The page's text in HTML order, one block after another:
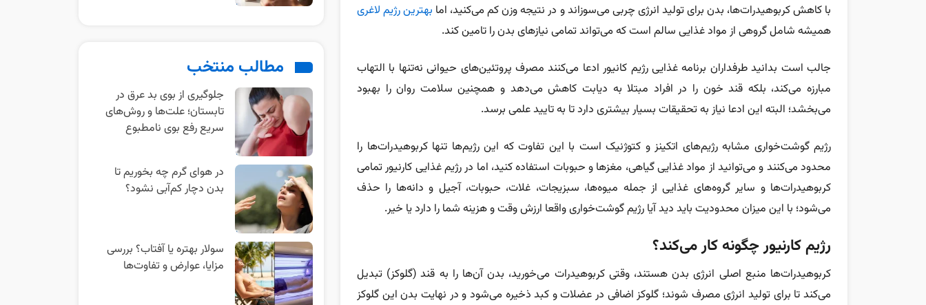
با کاهش کربوهیدرات‌ها، بدن برای تولید انرژی چربی‌ می‌سوزاند و در نتیجه وزن کم می‌کنید، اما بهترین رژیم لاغری
همیشه شامل گروهی از مواد غذایی سالم است که می‌تواند تمامی نیازهای بدن را تامین کند.
جالب است بدانید طرفداران برنامه غذایی رژیم کانیور ادعا می‌کنند مصرف پروتئین‌های حیوانی نه‌تنها با التهاب
مبارزه می‌کند، بلکه قند خون را در افراد مبتلا به دیابت کاهش می‌دهد و همچنین سلامت روان را بهبود
می‌بخشد؛ البته این ادعا نیاز به تحقیقات بسیار بیشتری دارد تا به تایید علمی برسد.
رژیم گوشت‌خواری مشابه رژیم‌های اتکینز و کتوژنیک است با این تفاوت که این رژیم‌ها تنها کربوهیدرات‌ها را
محدود می‌کنند و می‌توانید از مواد غذایی گیاهی، مغزها و حبوبات استفاده کنید، اما در رژیم غذایی کارنیور تمامی
کربوهیدرات‌ها و سایر گروه‌های غذایی از جمله میوه‌ها، سبزیجات، غلات، حبوبات، آجیل و دانه‌ها را حذف
می‌شود؛ با این میزان محدودیت باید دید آیا رژیم گوشت‌خواری واقعا ارزش وقت و هزینه شما را دارد یا خیر.
رژیم کارنیور چگونه کار می‌کند؟
کربوهیدرات‌ها منبع اصلی انرژی بدن هستند، وقتی کربوهیدرات می‌خورید، بدن آن‌ها را به قند (گلوکز) تبدیل
می‌کند تا برای تولید انرژی مصرف شوند؛ گلوکز اضافی در عضلات و کبد ذخیره می‌شود و در نهایت بدن این گلوکز
مطالب منتخب
جلوگیری از بوی بد عرق در
تابستان؛ علت‌ها و روش‌های
سریع رفع بوی نامطبوع
در هوای گرم چه بخوریم تا
بدن دچار کم‌آبی نشود؟
سولار بهتره یا آفتاب؟ بررسی
مزایا، عوارض و تفاوت‌ها